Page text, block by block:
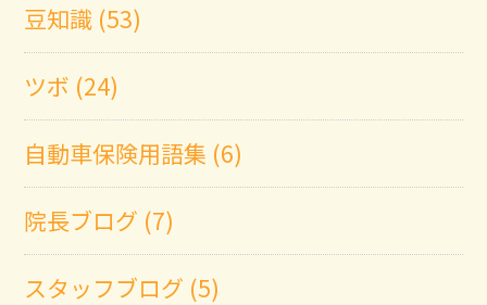
豆知識 (53)
ツボ (24)
自動車保険用語集 (6)
院長ブログ (7)
スタッフブログ (5)